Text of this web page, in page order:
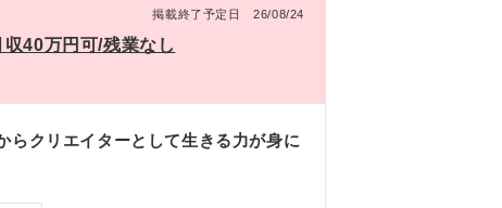
掲載終了予定日 26/08/24
40万円可/残業なし
クリエイターとして生きる力が身に